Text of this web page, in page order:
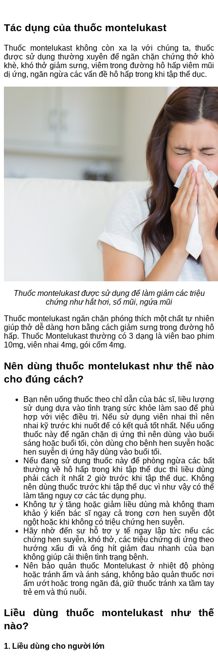
Tác dụng của thuốc montelukast
Thuốc montelukast không còn xa lạ với chúng ta, thuốc
được sử dụng thường xuyên để ngăn chặn chứng thở khò
khè, khó thở giảm sưng, viêm trong đường hô hấp viêm mũi
dị ứng, ngăn ngừa các vấn đề hô hấp trong khi tập thể dục.
Thuốc montelukast được sử dụng để làm giảm các triệu
chứng như hắt hơi, sổ mũi, ngứa mũi
Thuốc montelukast ngăn chặn phóng thích một chất tự nhiên
giúp thở dễ dàng hơn bằng cách giảm sưng trong đường hô
hấp. Thuốc Montelukast thường có 3 dạng là viên bao phim
10mg, viên nhai 4mg, gói cốm 4mg.
Nên dùng thuốc montelukast như thế nào
cho đúng cách?
Bạn nên uống thuốc theo chỉ dẫn của bác sĩ, liều lượng
sử dụng dựa vào tình trạng sức khỏe làm sao để phù
hợp với việc điều trị. Nếu sử dụng viên nhai thì nên
nhai kỹ trước khi nuốt để có kết quả tốt nhất. Nếu uống
thuốc này để ngăn chặn dị ứng thì nên dùng vào buổi
sáng hoặc buổi tối, còn dùng cho bệnh hen suyễn hoặc
hen suyễn dị ứng hãy dùng vào buổi tối.
Nếu đang sử dụng thuốc này để phòng ngừa các bất
thường về hô hấp trong khi tập thể dục thì liều dùng
phải cách ít nhất 2 giờ trước khi tập thể dục. Không
nên dùng thuốc trước khi tập thể dục vì như vậy có thể
làm tăng nguy cơ các tác dụng phụ.
Không tự ý tăng hoặc giảm liều dùng mà không tham
khảo ý kiến bác sĩ ngay cả trong cơn hen suyễn đột
ngột hoặc khi không có triệu chứng hen suyễn.
Hãy nhờ đến sự hỗ trợ y tế ngay lập tức nếu các
chứng hen suyễn, khó thở, các triệu chứng dị ứngtheo
hướng xấu đi và ống hít giảm đau nhanh của bạn
không giúp cải thiện tình trạng bệnh.
Nên bảo quản thuốc Montelukast ở nhiệt độ phòng
hoặc tránh ẩm và ánh sáng, không bảo quản thuốc nơi
ẩm ướt hoặc trong ngăn đá, giữ thuốc tránh xa tầm tay
trẻ em và thú nuôi.
Liều dùng thuốc montelukast như thế
nào?
1. Liều dùng cho người lớn